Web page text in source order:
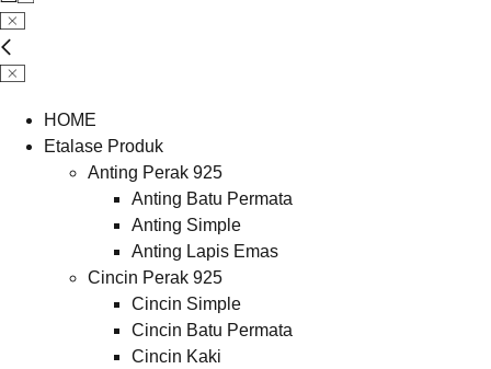
HOME
Etalase Produk
Anting Perak 925
Anting Batu Permata
Anting Simple
Anting Lapis Emas
Cincin Perak 925
Cincin Simple
Cincin Batu Permata
Cincin Kaki